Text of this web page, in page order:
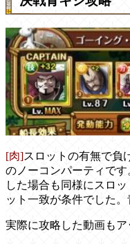
[肉]スロットの有無で負
のノーコンパーティで
した場合も同様にスロ
ット一致が条件でした。
実際に攻略した動画も